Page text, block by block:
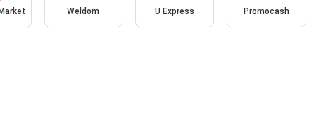
Weldom U Express Promocash